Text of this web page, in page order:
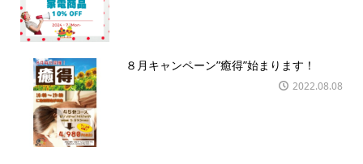
８月キャンペーン”癒得”始まります！
2022.08.08